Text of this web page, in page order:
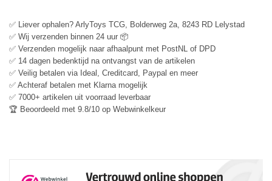
✅ Liever ophalen? ArlyToys TCG, Bolderweg 2a, 8243 RD Lelystad
✅ Wij verzenden binnen 24 uur 📦
✅ Verzenden mogelijk naar afhaalpunt met PostNL of DPD
✅ 14 dagen bedenktijd na ontvangst van de artikelen
✅ Veilig betalen via Ideal, Creditcard, Paypal en meer
✅ Achteraf betalen met Klarna mogelijk
✅ 7000+ artikelen uit voorraad leverbaar
🏆 Beoordeeld met 9.8/10 op Webwinkelkeur